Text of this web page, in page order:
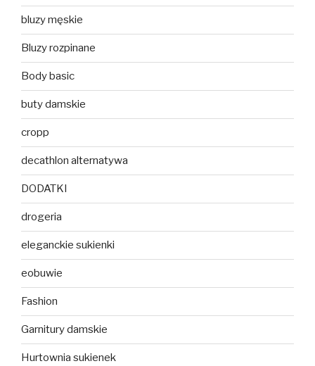
bluzy męskie
Bluzy rozpinane
Body basic
buty damskie
cropp
decathlon alternatywa
DODATKI
drogeria
eleganckie sukienki
eobuwie
Fashion
Garnitury damskie
Hurtownia sukienek